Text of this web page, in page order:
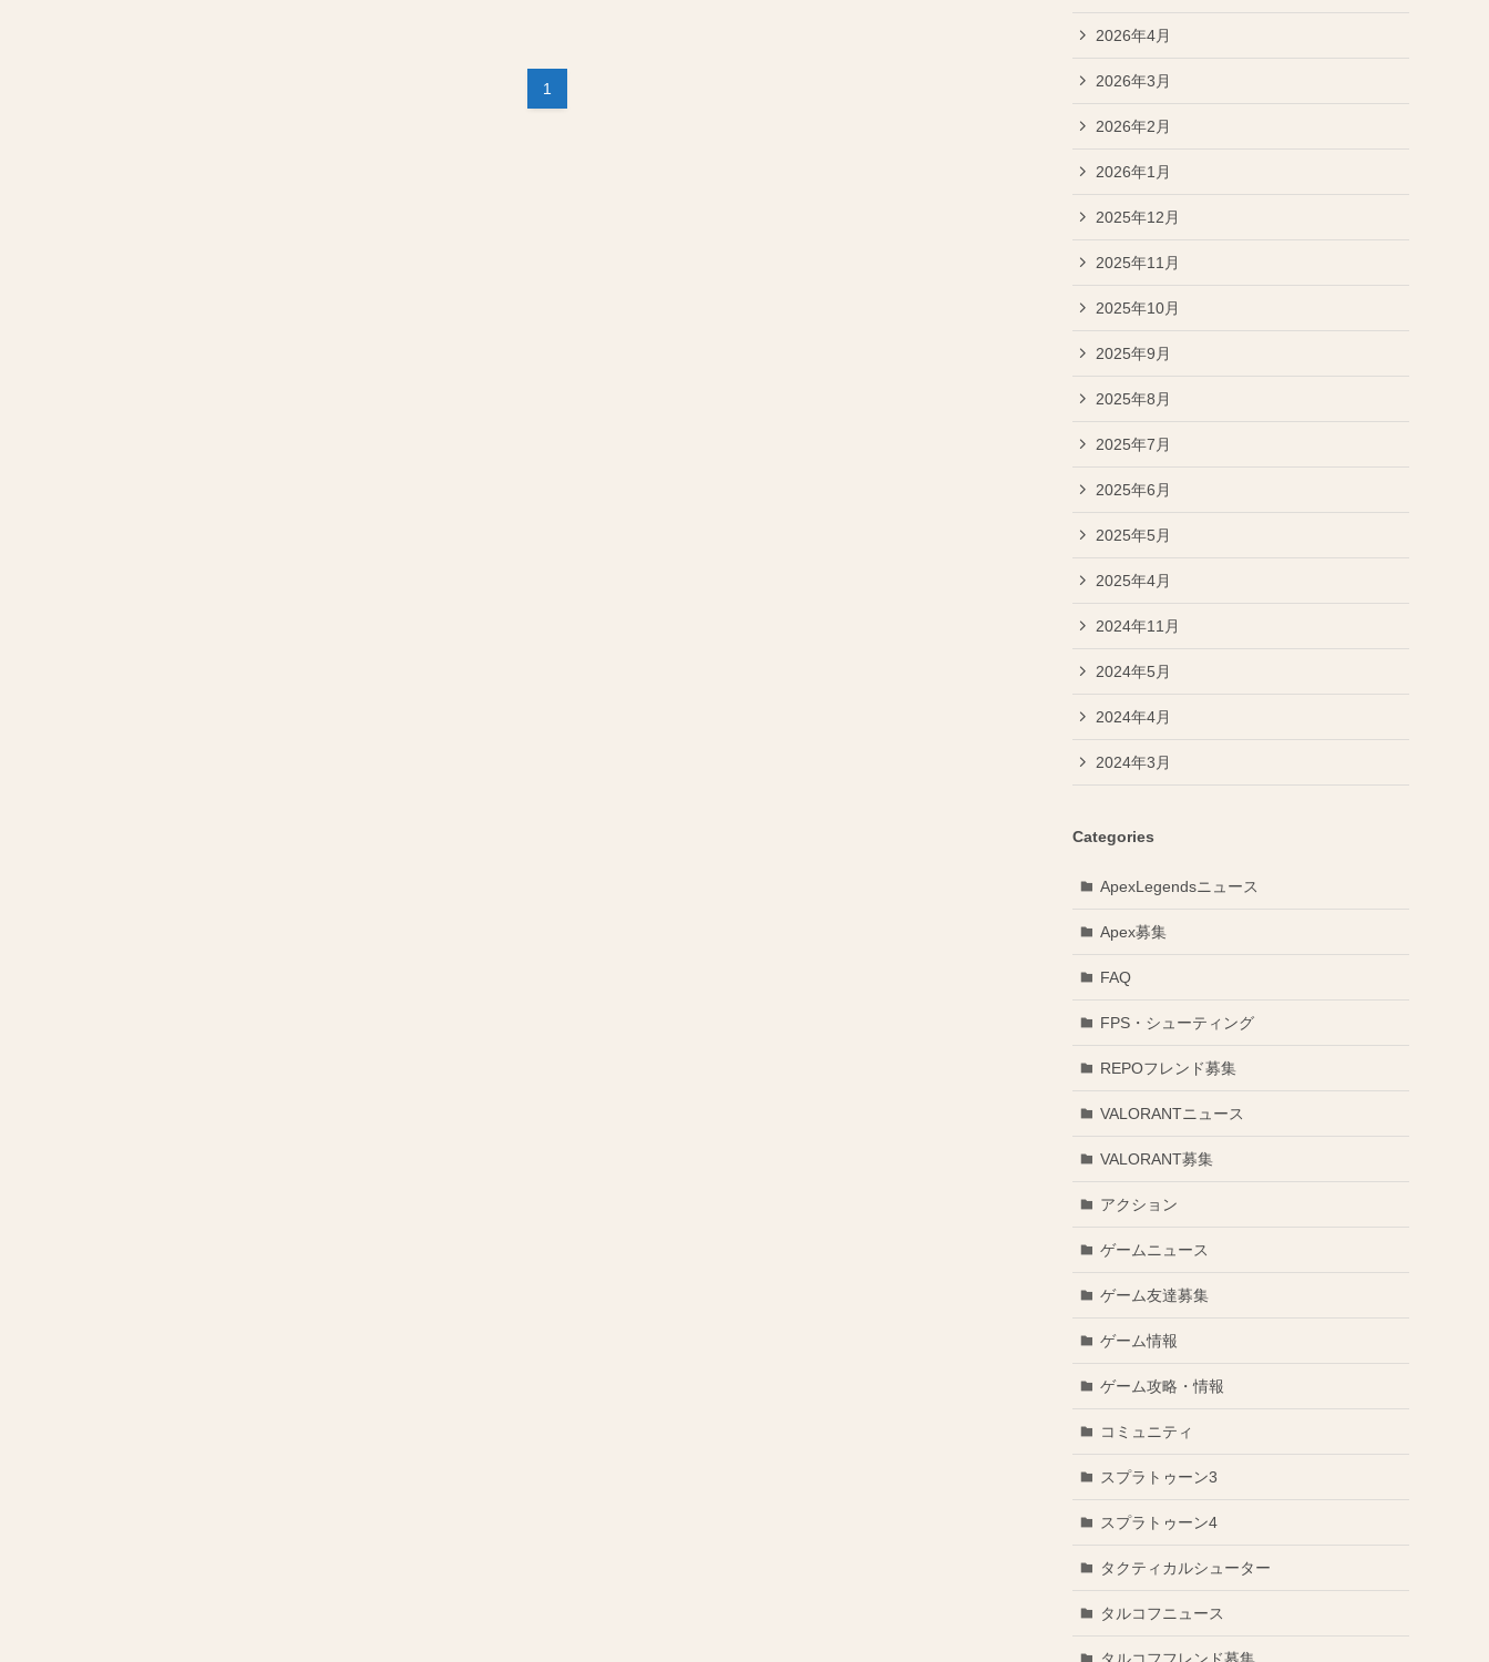
1
2026年4月
2026年3月
2026年2月
2026年1月
2025年12月
2025年11月
2025年10月
2025年9月
2025年8月
2025年7月
2025年6月
2025年5月
2025年4月
2024年11月
2024年5月
2024年4月
2024年3月
Categories
ApexLegendsニュース
Apex募集
FAQ
FPS・シューティング
REPOフレンド募集
VALORANTニュース
VALORANT募集
アクション
ゲームニュース
ゲーム友達募集
ゲーム情報
ゲーム攻略・情報
コミュニティ
スプラトゥーン3
スプラトゥーン4
タクティカルシューター
タルコフニュース
タルコフフレンド募集